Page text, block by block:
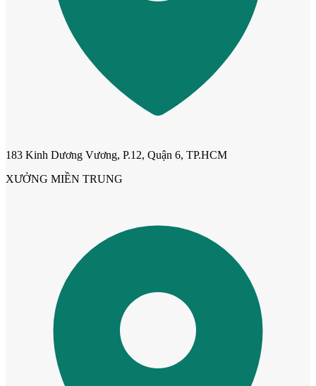
183 Kinh Dương Vương, P.12, Quận 6, TP.HCM
XƯỞNG MIỀN TRUNG